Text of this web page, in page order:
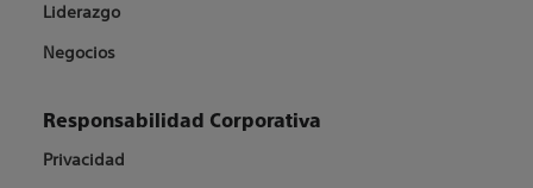
Liderazgo
Negocios
Responsabilidad Corporativa
Privacidad